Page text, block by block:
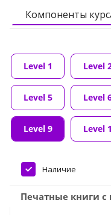
Компоненты
Level 1 Level
Level 5 Level
Level 9 Level
Наличие
Печатные книги